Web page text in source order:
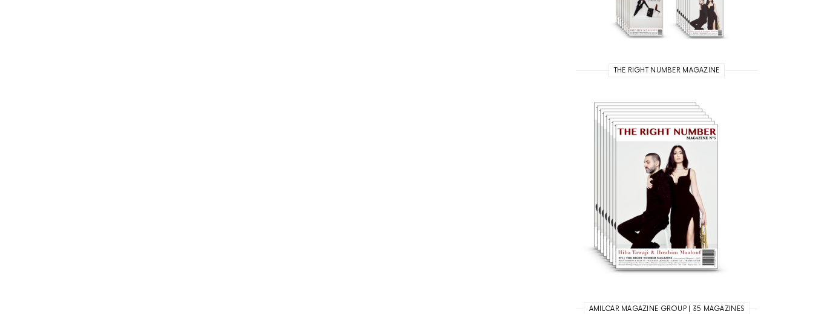
THE RIGHT NUMBER MAGAZINE
AMILCAR MAGAZINE GROUP | 35 MAGAZINES